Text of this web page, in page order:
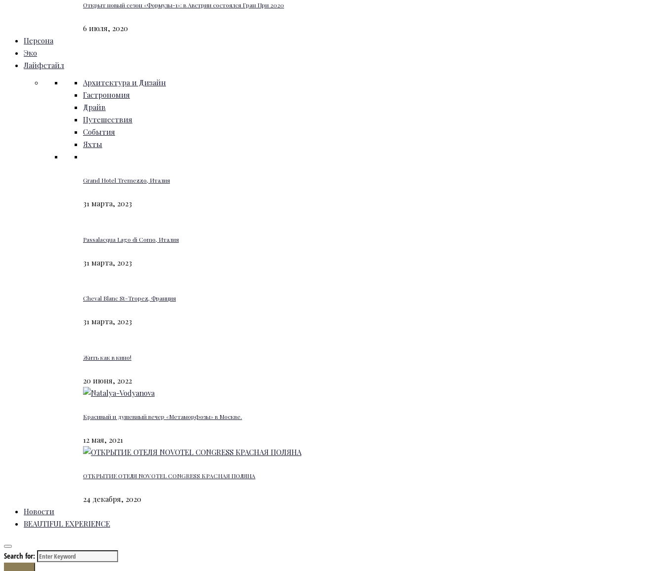
Открыт новый сезон «Формулы-1»: в Австрии состоялся Гран При 2020
6 июля, 2020
Персона
Эко
Лайфстайл
Архитектура и Дизайн
Гастрономия
Драйв
Путешествия
События
Яхты
Grand Hotel Tremezzo, Италия
31 марта, 2023
Passalacqua Lago di Como, Италия
31 марта, 2023
Cheval Blanc St-Tropez, Франция
31 марта, 2023
Жить как в кино!
20 июня, 2022
Красивый и душевный вечер «Метаморфозы» в Москве.
12 мая, 2021
ОТКРЫТИЕ ОТЕЛЯ NOVOTEL CONGRESS КРАСНАЯ ПОЛЯНА
24 декабря, 2020
Новости
BEAUTIFUL EXPERIENCE
Search for: